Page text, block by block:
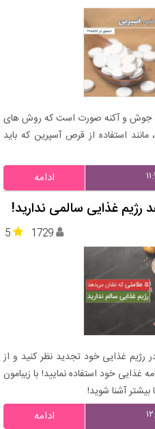
جوش و آکنه صورت است که روش های
استفاده از قرص آسپرین که باید
ادامه
5 1729
در رژیم غذایی خود تجدید نظر کنید و از
غذایی خود استفاده نمایید! با زیبامون
بیشتر آشنا شوید!
ادامه